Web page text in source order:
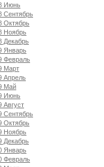
Июнь
Сентябрь
Октябрь
Ноябрь
Декабрь
Январь
Февраль
Март
Апрель
Май
Июнь
Август
Сентябрь
Октябрь
Ноябрь
Декабрь
Январь
Февраль